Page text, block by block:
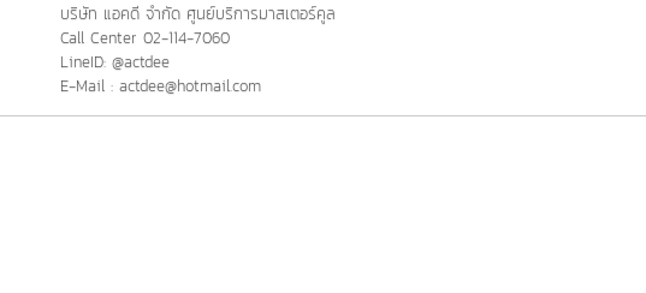
บริษัท แอคดี จำกัด ศูนย์บริการมาสเตอร์คูล
Call Center 02-114-7060
LineID: @actdee
E-Mail : actdee@hotmail.com